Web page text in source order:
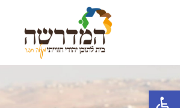
פתח סרגל נגישות